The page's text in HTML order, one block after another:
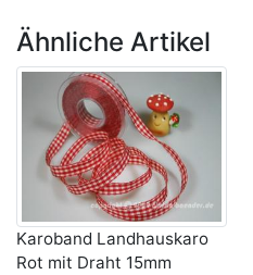
Ähnliche Artikel
Karoband Landhauskaro
Rot mit Draht 15mm